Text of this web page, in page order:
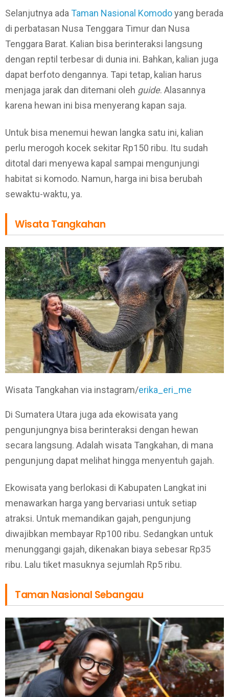
Selanjutnya adaTaman Nasional Komodoyang berada
di perbatasan Nusa Tenggara Timur dan Nusa
Tenggara Barat. Kalian bisa berinteraksi langsung
dengan reptil terbesar di dunia ini. Bahkan, kalian juga
dapat berfoto dengannya. Tapi tetap, kalian harus
menjaga jarak dan ditemani oleh guide. Alasannya
karena hewan ini bisa menyerang kapan saja.
Untuk bisa menemui hewan langka satu ini, kalian
perlu merogoh kocek sekitar Rp150 ribu. Itu sudah
ditotal dari menyewa kapal sampai mengunjungi
habitat si komodo. Namun, harga ini bisa berubah
sewaktu-waktu, ya.
Wisata Tangkahan
Wisata Tangkahan via instagram/erika_eri_me
Di Sumatera Utara juga ada ekowisata yang
pengunjungnya bisa berinteraksi dengan hewan
secara langsung. Adalah wisata Tangkahan, di mana
pengunjung dapat melihat hingga menyentuh gajah.
Ekowisata yang berlokasi di Kabupaten Langkat ini
menawarkan harga yang bervariasi untuk setiap
atraksi. Untuk memandikan gajah, pengunjung
diwajibkan membayar Rp100 ribu. Sedangkan untuk
menunggangi gajah, dikenakan biaya sebesar Rp35
ribu. Lalu tiket masuknya sejumlah Rp5 ribu.
Taman Nasional Sebangau